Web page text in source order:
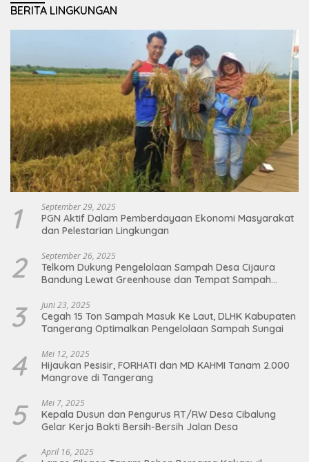
BERITA LINGKUNGAN
1 September 29, 2025
PGN Aktif Dalam Pemberdayaan Ekonomi Masyarakat
dan Pelestarian Lingkungan
2 September 26, 2025
Telkom Dukung Pengelolaan Sampah Desa Cijaura
Bandung Lewat Greenhouse dan Tempat Sampah
3 Juni 23, 2025
Cegah 15 Ton Sampah Masuk Ke Laut, DLHK Kabupaten
Tangerang Optimalkan Pengelolaan Sampah Sungai
4 Mei 12, 2025
Hijaukan Pesisir, FORHATI dan MD KAHMI Tanam 2.000
Mangrove di Tangerang
5 Mei 7, 2025
Kepala Dusun dan Pengurus RT/RW Desa Cibalung
Gelar Kerja Bakti Bersih-Bersih Jalan Desa
April 16, 2025